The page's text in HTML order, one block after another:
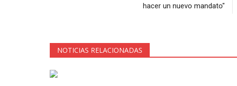
hacer un nuevo mandato"
NOTICIAS RELACIONADAS